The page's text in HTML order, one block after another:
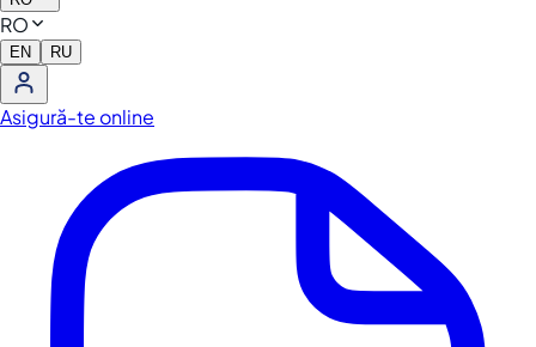
RO
EN RU
Asigură-te online